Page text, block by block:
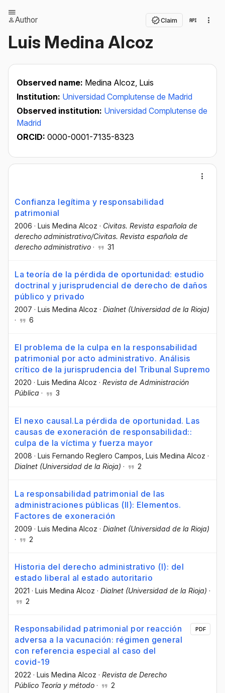
Author Claim
Luis Medina Alcoz
Observed name: Medina Alcoz, Luis
Institution: Universidad Complutense de Madrid
Observed institution: Universidad Complutense de
Madrid
ORCID: 0000-0001-7135-8323
Confianza legítima y responsabilidad
patrimonial
2006 · Luis Medina Alcoz · Civitas. Revista española de
derecho administrativo/Civitas. Revista española de
derecho administrativo · 31
La teoría de la pérdida de oportunidad: estudio
doctrinal y jurisprudencial de derecho de daños
público y privado
2007 · Luis Medina Alcoz · Dialnet (Universidad de la Rioja)
·
6
El problema de la culpa en la responsabilidad
patrimonial por acto administrativo. Análisis
crítico de la jurisprudencia del Tribunal Supremo
2020 · Luis Medina Alcoz · Revista de Administración
Pública · 3
El nexo causal.La pérdida de oportunidad. Las
causas de exoneración de responsabilidad::
culpa de la víctima y fuerza mayor
2008 · Luis Fernando Reglero Campos , Luis Medina Alcoz ·
Dialnet (Universidad de la Rioja) · 2
La responsabilidad patrimonial de las
administraciones públicas (II): Elementos.
Factores de exoneración
2009 · Luis Medina Alcoz · Dialnet (Universidad de la Rioja)
·
2
Historia del derecho administrativo (I): del
estado liberal al estado autoritario
2021 · Luis Medina Alcoz · Dialnet (Universidad de la Rioja) ·
2
Responsabilidad patrimonial por reacción
adversa a la vacunación: régimen general
con referencia especial al caso del
covid-19
2022 · Luis Medina Alcoz · Revista de Derecho
Público Teoría y método · 2
PDF